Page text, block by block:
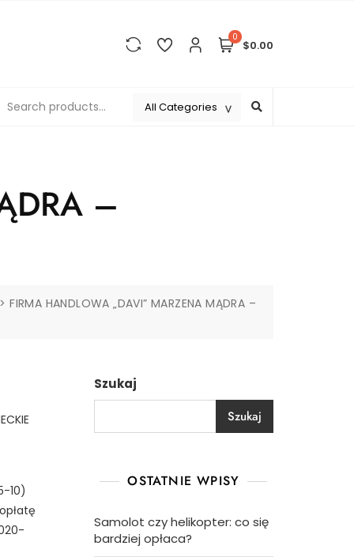
0
$0.00
–
FIRMA HANDLOWA „DAVI” MARZENA MĄDRA –
10)
Szukaj
Szukaj
OSTATNIE WPISY
Samolot czy helikopter: co się
bardziej opłaca?